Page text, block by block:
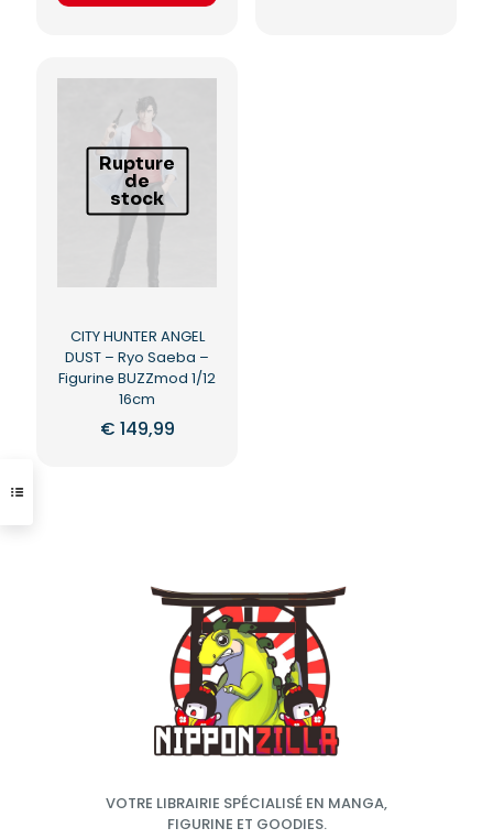
Rupture
de
stock
CITY HUNTER ANGEL
DUST – Ryo Saeba –
Figurine BUZZmod 1/12
16cm
€ 149,99
VOTRE LIBRAIRIE SPÉCIALISÉ EN MANGA,
FIGURINE ET GOODIES.